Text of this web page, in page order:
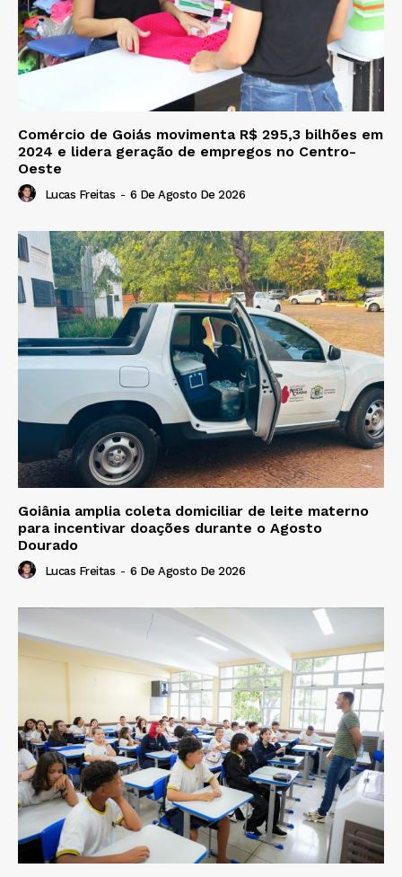
Comércio de Goiás movimenta R$ 295,3 bilhões em
2024 e lidera geração de empregos no Centro-
Oeste
Lucas Freitas - 6 De Agosto De 2026
Goiânia amplia coleta domiciliar de leite materno
para incentivar doações durante o Agosto
Dourado
Lucas Freitas - 6 De Agosto De 2026